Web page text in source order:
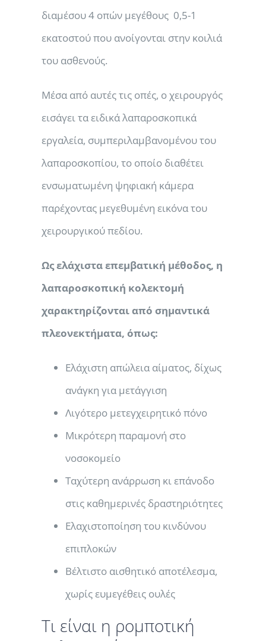
διαμέσου 4 οπών μεγέθους 0,5-1
εκατοστού που ανοίγονται στην κοιλιά
του ασθενούς.
Μέσα από αυτές τις οπές, ο χειρουργός
εισάγει τα ειδικά λαπαροσκοπικά
εργαλεία, συμπεριλαμβανομένου του
λαπαροσκοπίου, το οποίο διαθέτει
ενσωματωμένη ψηφιακή κάμερα
παρέχοντας μεγεθυμένη εικόνα του
χειρουργικού πεδίου.
Ως ελάχιστα επεμβατική μέθοδος, η
λαπαροσκοπική κολεκτομή
χαρακτηρίζονται από σημαντικά
πλεονεκτήματα, όπως:
Ελάχιστη απώλεια αίματος, δίχως
ανάγκη για μετάγγιση
Λιγότερο μετεγχειρητικό πόνο
Μικρότερη παραμονή στο
νοσοκομείο
Ταχύτερη ανάρρωση κι επάνοδο
στις καθημερινές δραστηριότητες
Ελαχιστοποίηση του κινδύνου
επιπλοκών
Βέλτιστο αισθητικό αποτέλεσμα,
χωρίς ευμεγέθεις ουλές
Τι είναι η ρομποτική